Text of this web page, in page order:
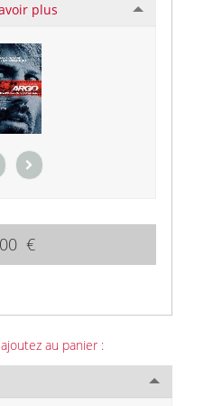
plus
€
au panier :